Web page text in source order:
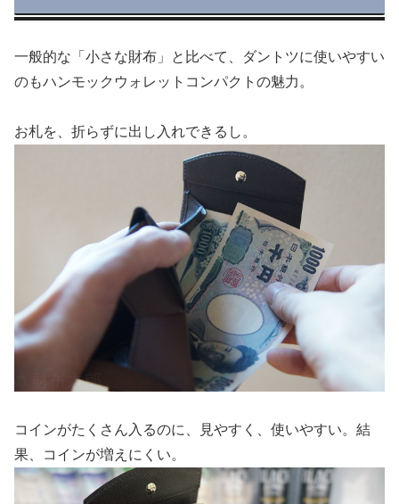
一般的な「小さな財布」と比べて、ダントツに使いやすい
のもハンモックウォレットコンパクトの魅力。
お札を、折らずに出し入れできるし。
コインがたくさん入るのに、見やすく、使いやすい。結
果、コインが増えにくい。